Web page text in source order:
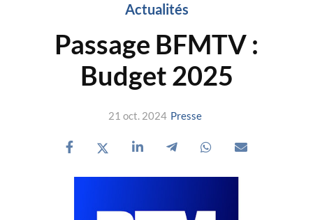
Actualités
Passage BFMTV :
Budget 2025
21 oct. 2024 Presse